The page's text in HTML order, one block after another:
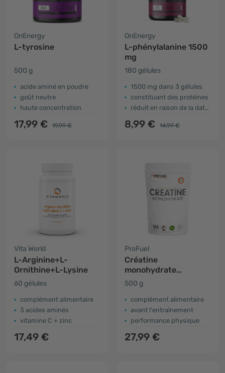
OnEnergy
L-tyrosine
500 g
acide aminé en poudre
goût neutre
haute concentration
17,99 € 19,99 €
OnEnergy
L-phénylalanine 1500
mg
180 gélules
1500 mg dans 3 gélules
constituant des protéines
réduit en raison de la date d'expiration
8,99 € 14,99 €
Vita World
L-Arginine+L-
Ornithine+L-Lysine
60 gélules
complément alimentaire
3 acides aminés
vitamine C + zinc
17,49 €
ProFuel
Créatine
monohydrate
végétalienne
500 g
complément alimentaire
avant l'entraînement
performance physique
27,99 €